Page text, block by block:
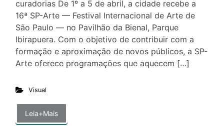
curadorias De 1º a 5 de abril, a cidade recebe a
16ª SP-Arte — Festival Internacional de Arte de
São Paulo — no Pavilhão da Bienal, Parque
Ibirapuera. Com o objetivo de contribuir com a
formação e aproximação de novos públicos, a SP-
Arte oferece programações que aquecem […]
Visual
Leia+Mais